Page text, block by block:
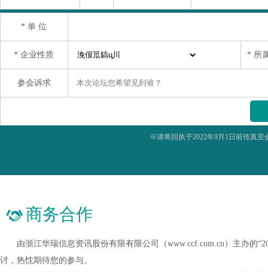
* 单 位
* 企业性质 * 所
参会诉求
※请将回执于2022年9月1日前传真
商务合作
由浙江华瑞信息资讯股份有限有限公司（www.ccf.com.cn）主办的
讨，热忱期待您的参与。